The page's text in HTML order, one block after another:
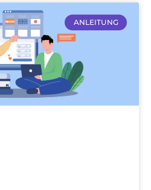
ANLEITUNG